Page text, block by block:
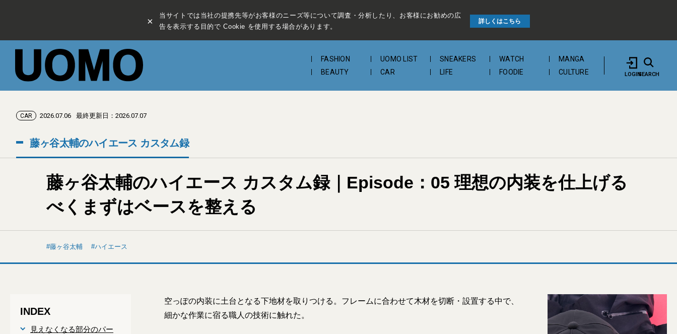
×
当サイトでは当社の提携先等がお客様のニーズ等について調査・分析したり、お客様にお勧めの広
告を表示する目的で Cookie を使用する場合があります。
詳しくはこちら
FASHION UOMO LIST SNEAKERS WATCH
MANGA
BEAUTY
CAR LIFE FOODIE CULTURE LOGINSEARCH
CAR 2026.07.06 最終更新日：2026.07.07
藤ヶ谷太輔のハイエース カスタム録
藤ヶ谷太輔のハイエース カスタム録｜Episode：05 理想の内装を仕上げる
べくまずはベースを整える
藤ヶ谷太輔 ハイエース
INDEX
見えなくなる部分のパー
空っぽの内装に土台となる下地材を取りつける。フレームに合わせて木材を切断・設置する中で、
細かな作業に宿る職人の技術に触れた。